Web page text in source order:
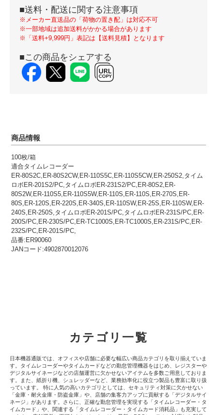
■送料・配送に関する注意事項
※メーカー直送品の「荷物の置き配」は対応不可
※一部地域は追加送料がかかる場合があります
※「送料+9,999円」表記は【送料見積】となります
■この商品をシェアする
商品情報
100枚/箱
適合タイムレコーダー
ER-80S2C,ER-80S2CW,ER-110S5C,ER-110S5CW,ER-250S2,タイム
ロボER-201S2/PC,タイムロボER-231S2/PC,ER-80S2,ER-
80S2W,ER-110S5,ER-110S5W,ER-110S,ER-110S,ER-270S,ER-
80S,ER-120S,ER-220S,ER-340S,ER-110SW,ER-25S,ER-110SW,ER-
240S,ER-250S,タイムロボER-201S/PC,タイムロボER-231S/PC,ER-
200S/PC,ER-230S/PC,ER-TC1000S,ER-TC1000S,ER-231S/PC,ER-
232S/PC,ER-201S/PC,
品番:ER90060
JANコード:4902870012076
カテゴリ一覧
日本機器通販では、オフィスや店舗に必要な幅広い商品カテゴリを取り揃えていま
す。タイムレコーダーやタイムカードなどの勤怠管理機器をはじめ、レジスターや
デジタルサイネージなどの店舗運営に欠かせないアイテムを多数ご用意しておりま
す。また、紙折り機、シュレッダーなど、業務効率化に役立つ製品も豊富に取り扱
っています。 特に人気の高いカテゴリとしては、セキュリティ対策に欠かせない
「金庫・耐火金庫・防盗金庫」や、店舗の集客力アップに貢献する「デジタルサイ
ネージ」があります。さらに、正確な勤怠管理を実現する「タイムレコーダー・タ
イムカード」や、関連する「タイムレコーダー・タイムカード消耗品」も充実して